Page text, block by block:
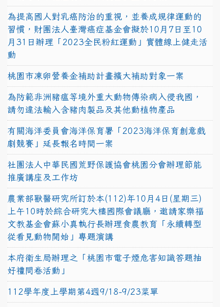
為提高國人對乳癌防治的重視，並養成規律運動的
習慣，財團法人臺灣癌症基金會擬於10月7日至10
月31日辦理「2023全民粉紅運動」實體線上健走活
動
桃園市凍卵營養金補助計畫擴大補助對象一案
為防範非洲豬瘟等境外重大動物傳染病入侵我國，
請勿違法輸入含豬肉製品及其他動植物產品
有關海洋委員會海洋保育署「2023海洋保育創意戲
劇競賽」延長報名時間一案
社團法人中華民國荒野保護協會桃園分會辦理節能
推廣講座及工作坊
農業部獸醫研究所訂於本(112)年10月4日(星期三)
上午10時於綜合研究大樓國際會議廳，邀請家樂福
文教基金會蘇小真執行長辦理食農教育「永續轉型
從看見動物開始」專題演講
本府衛生局辦理之「桃園市電子煙危害知識答題抽
好禮問卷活動」
112學年度上學期第4週9/18-9/23菜單